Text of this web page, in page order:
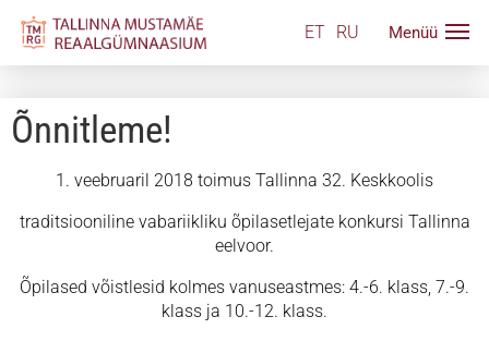
ET RU
Õnnitleme!
1. veebruaril 2018 toimus Tallinna 32. Keskkoolis
traditsiooniline vabariikliku õpilasetlejate konkursi Tallinna
eelvoor.
Õpilased võistlesid kolmes vanuseastmes: 4.-6. klass, 7.-9.
klass ja 10.-12. klass.